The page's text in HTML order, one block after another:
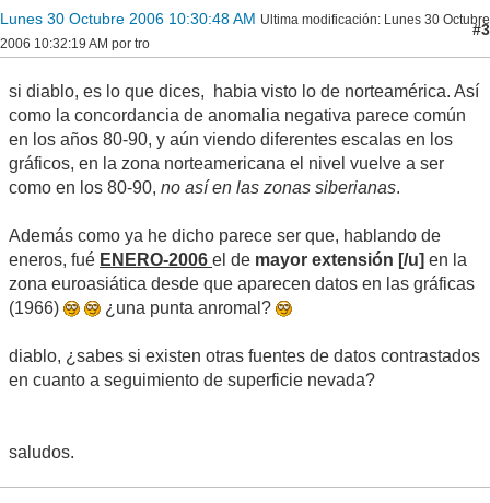
Lunes 30 Octubre 2006 10:30:48 AM Ultima modificación: Lunes 30 Octubre
2006 10:32:19 AM por tro
#3
si diablo, es lo que dices, habia visto lo de norteamérica. Así
como la concordancia de anomalia negativa parece común
en los años 80-90, y aún viendo diferentes escalas en los
gráficos, en la zona norteamericana el nivel vuelve a ser
como en los 80-90, no así en las zonas siberianas.
Además como ya he dicho parece ser que, hablando de
eneros, fué ENERO-2006 el de mayor extensión [/u] en la
zona euroasiática desde que aparecen datos en las gráficas
(1966)
¿una punta anromal?
diablo, ¿sabes si existen otras fuentes de datos contrastados
en cuanto a seguimiento de superficie nevada?
saludos.